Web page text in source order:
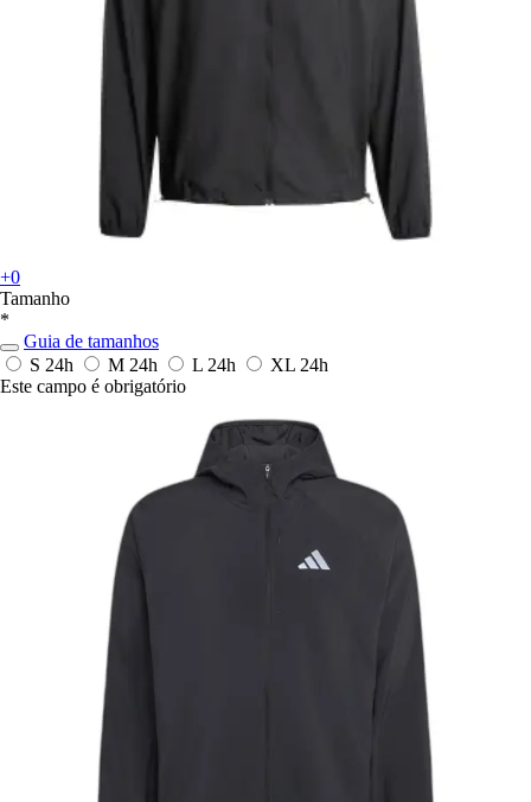
+0
Tamanho
*
Guia de tamanhos
S 24h M 24h L 24h XL 24h
Este campo é obrigatório